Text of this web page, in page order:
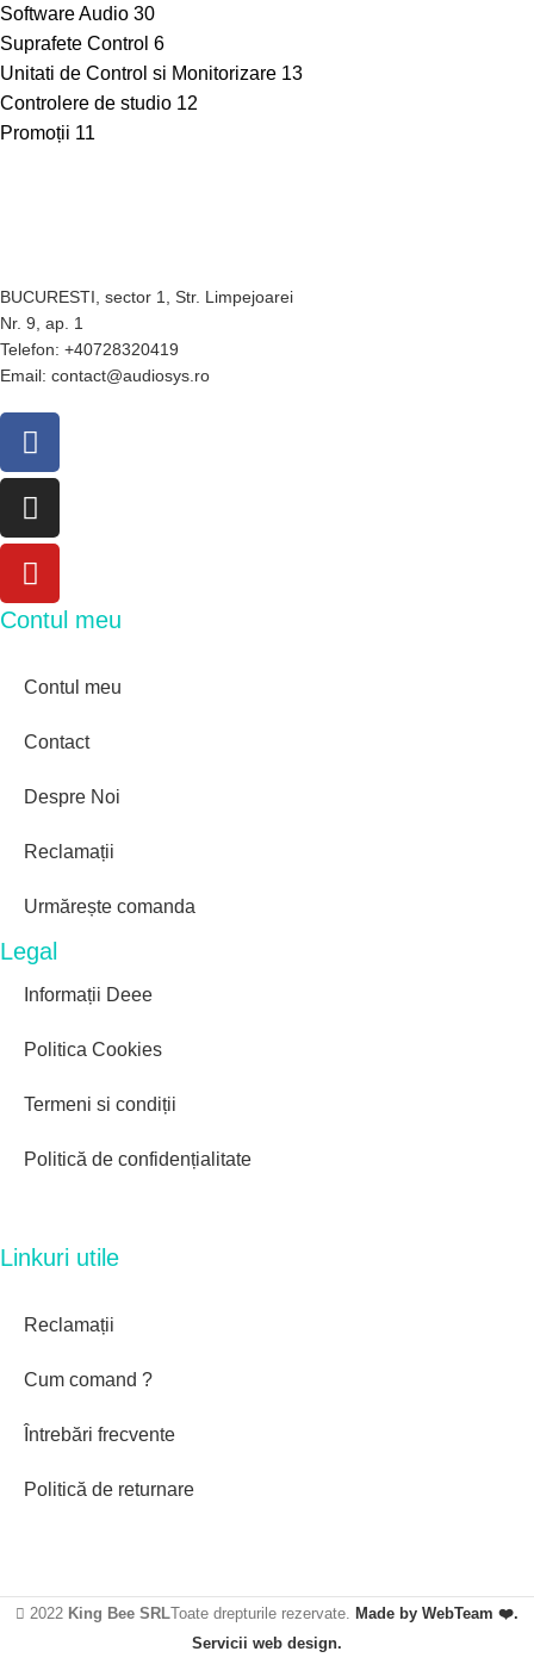
Software Audio 30
Suprafete Control 6
Unitati de Control si Monitorizare 13
Controlere de studio 12
Promoții 11
BUCURESTI, sector 1, Str. Limpejoarei
Nr. 9, ap. 1
Telefon: +40728320419
Email: contact@audiosys.ro
Contul meu
Contul meu
Contact
Despre Noi
Reclamații
Urmărește comanda
Legal
Informații Deee
Politica Cookies
Termeni si condiții
Politică de confidențialitate
Linkuri utile
Reclamații
Cum comand ?
Întrebări frecvente
Politică de returnare
2022 King Bee SRLToate drepturile rezervate. Made by WebTeam ❤️.
Servicii web design.